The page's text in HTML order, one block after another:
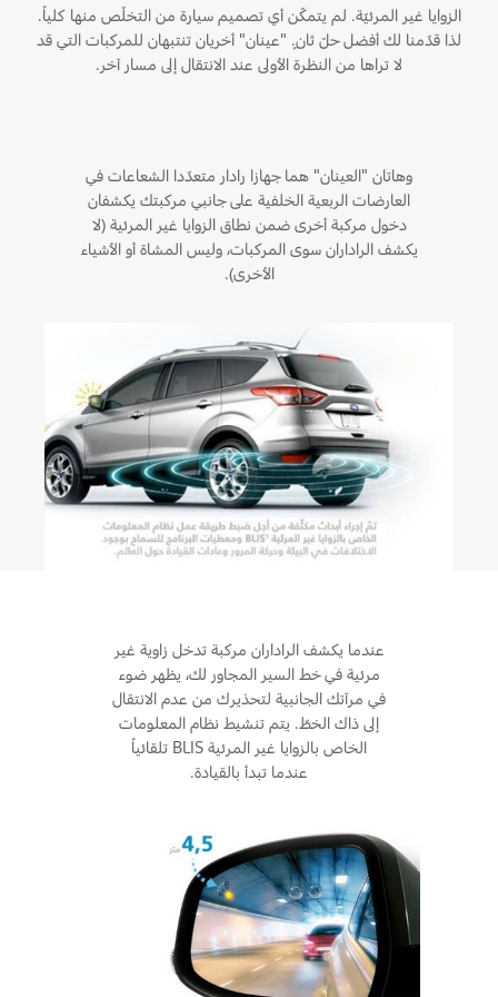
البحرين
العراق
الكويت
لبنان
‫المملكة
السعودية‬
العربية
المتحدة
طلب سعر
إضافات
فورد بروتكت
إصلاح أضرار الحوادث
القسائم والخصومات الخاصة بالصيانة
خدمات فورد
خدمة المحرك
خدمة الفرامل
الضمان و التأمين
فورد بروتكت
دعم المزامنة
قطع غيار فورد الأصلية
اتصل بنا
اتصل بنا
البحث عن الوكيل
الأسئلة الشائعة
الزوايا غير المرئيّة. لم يتمكّن أي تصميم سيارة من التخلّص منها كلياً.
لذا قدّمنا لك أفضل حلّ ثانٍ. "عينان" أخريان تنتبهان للمركبات التي قد
لا تراها من النظرة الأولى عند الانتقال إلى مسار آخر.
وهاتان "العينان" هما جهازا رادار متعدّدا الشعاعات في
العارضات الربعية الخلفية على جانبي مركبتك يكشفان
دخول مركبة أخرى ضمن نطاق الزوايا غير المرئية (لا
يكشف الراداران سوى المركبات، وليس المشاة أو الأشياء
الأخرى).
عندما يكشف الراداران مركبة تدخل زاوية غير
مرئية في خط السير المجاور لك، يظهر ضوء
في مرآتك الجانبية لتحذيرك من عدم الانتقال
إلى ذاك الخطّ. يتم تنشيط نظام المعلومات
الخاص بالزوايا غير المرئية BLIS تلقائياً
عندما تبدأ بالقيادة.